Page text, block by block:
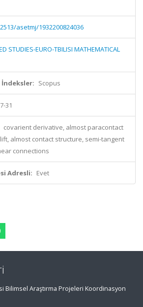
asetmj/1932200824036
STUDIES-EURO-TBILISI MATHEMATICAL
İndeksler: Scopus
31
covarient derivative, almost paracontact
almost contact structure, semi-tangent
connections
Adresli: Evet
Bilimsel Araştırma Projeleri Koordinasyon